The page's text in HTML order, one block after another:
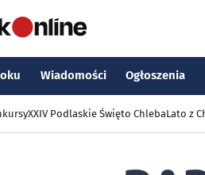
Wiadomości Ogłoszenia
XXIV Podlaskie Święto ChlebaLato z